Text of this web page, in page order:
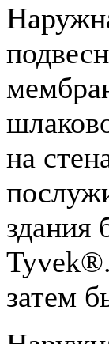
на
здания
Tyvek®.
затем